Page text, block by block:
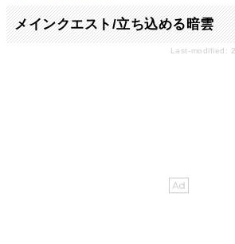
メインクエスト/立ち込める暗雲
Last-modified: